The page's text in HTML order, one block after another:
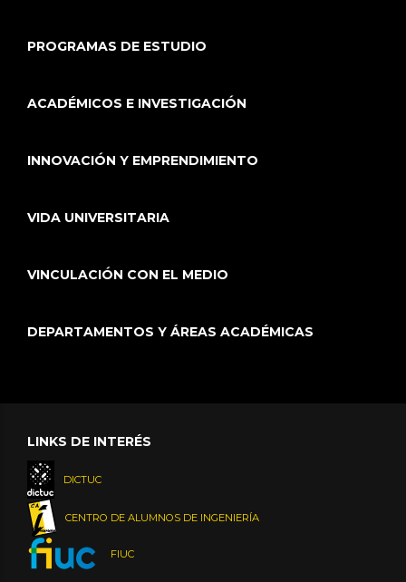
PROGRAMAS DE ESTUDIO
ACADÉMICOS E INVESTIGACIÓN
INNOVACIÓN Y EMPRENDIMIENTO
VIDA UNIVERSITARIA
VINCULACIÓN CON EL MEDIO
DEPARTAMENTOS Y ÁREAS ACADÉMICAS
LINKS DE INTERÉS
DICTUC
CENTRO DE ALUMNOS DE INGENIERÍA
FIUC